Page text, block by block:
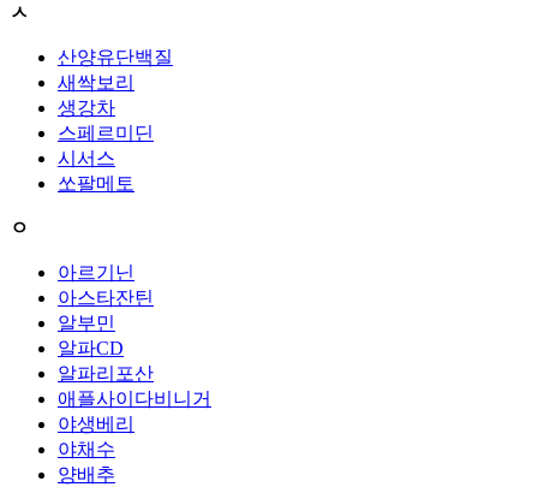
ㅅ
산양유단백질
새싹보리
생강차
스페르미딘
시서스
쏘팔메토
ㅇ
아르기닌
아스타잔틴
알부민
알파CD
알파리포산
애플사이다비니거
야생베리
야채수
양배추